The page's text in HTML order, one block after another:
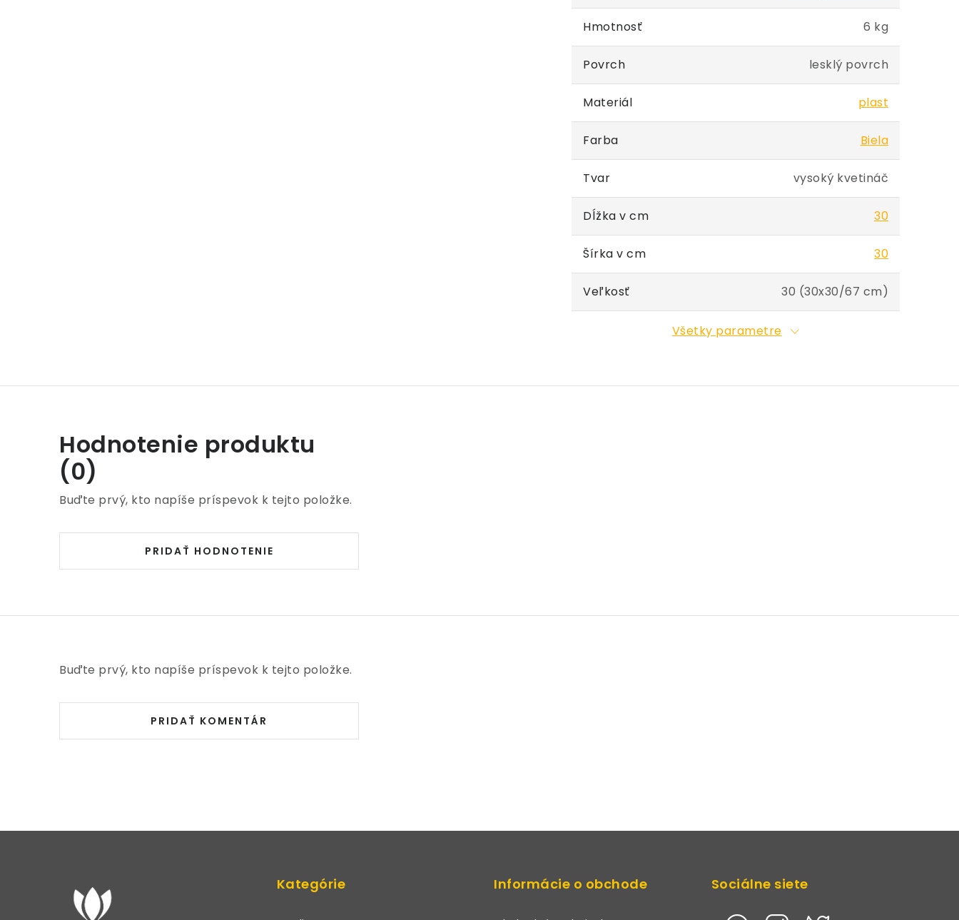
Hmotnosť 6 kg
Povrch lesklý povrch
Materiál plast
Farba Biela
Tvar vysoký kvetináč
Dĺžka v cm 30
Šírka v cm 30
Veľkosť 30 (30x30/67 cm)
Všetky parametre
Hodnotenie produktu
(0)
Buďte prvý, kto napíše príspevok k tejto položke.
PRIDAŤ HODNOTENIE
Buďte prvý, kto napíše príspevok k tejto položke.
PRIDAŤ KOMENTÁR
Kategórie Informácie o obchode Sociálne siete